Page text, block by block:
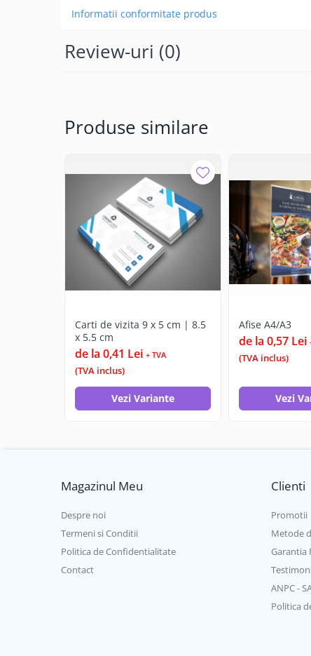
Sacose poliester
Memorii USB
Sisteme de afisare
Folii si benzi reflectorizante
Echipamente de lucru si protectie
Marcare autovehicule
Informatii conformitate produs
Review-uri (0)
Produse similare
Carti de vizita 9 x 5 cm | 8.5
x 5.5 cm
de la 0,41 Lei + TVA
(TVA inclus)
Vezi Variante
Afise A4/A3
de la 0,57 Lei
(TVA inclus)
Vezi
Magazinul Meu
Despre noi
Termeni si Conditii
Politica de Confidentialitate
Contact
Clienti
Promotii
Metode
Garantia
ANPC -
Politica